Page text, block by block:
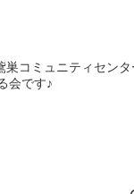
巣コミュニティセン
会です♪